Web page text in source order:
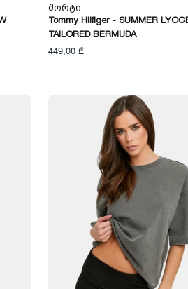
Შორტი
Tommy Hilfiger - SUMMER
TAILORED BERMUDA
449,00 ₾